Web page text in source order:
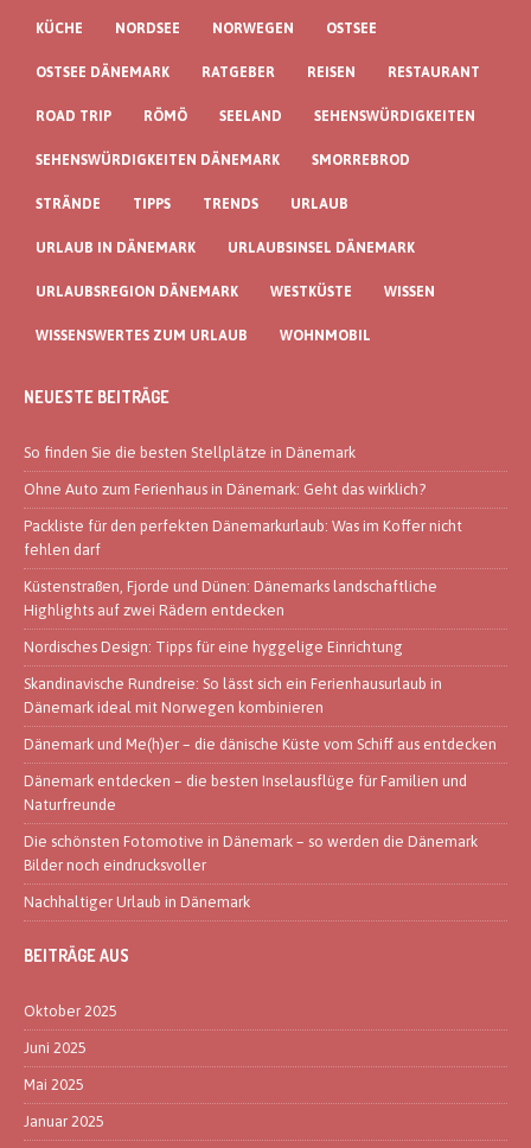
KÜCHE NORDSEE NORWEGEN OSTSEE
OSTSEE DÄNEMARK RATGEBER REISEN RESTAURANT
ROAD TRIP RÖMÖ SEELAND SEHENSWÜRDIGKEITEN
SEHENSWÜRDIGKEITEN DÄNEMARK SMORREBROD
STRÄNDE TIPPS TRENDS URLAUB
URLAUB IN DÄNEMARK URLAUBSINSEL DÄNEMARK
URLAUBSREGION DÄNEMARK WESTKÜSTE WISSEN
WISSENSWERTES ZUM URLAUB WOHNMOBIL
NEUESTE BEITRÄGE
So finden Sie die besten Stellplätze in Dänemark
Ohne Auto zum Ferienhaus in Dänemark: Geht das wirklich?
Packliste für den perfekten Dänemarkurlaub: Was im Koffer nicht
fehlen darf
Küstenstraßen, Fjorde und Dünen: Dänemarks landschaftliche
Highlights auf zwei Rädern entdecken
Nordisches Design: Tipps für eine hyggelige Einrichtung
Skandinavische Rundreise: So lässt sich ein Ferienhausurlaub in
Dänemark ideal mit Norwegen kombinieren
Dänemark und Me(h)er – die dänische Küste vom Schiff aus entdecken
Dänemark entdecken – die besten Inselausflüge für Familien und
Naturfreunde
Die schönsten Fotomotive in Dänemark – so werden die Dänemark
Bilder noch eindrucksvoller
Nachhaltiger Urlaub in Dänemark
BEITRÄGE AUS
Oktober 2025
Juni 2025
Mai 2025
Januar 2025